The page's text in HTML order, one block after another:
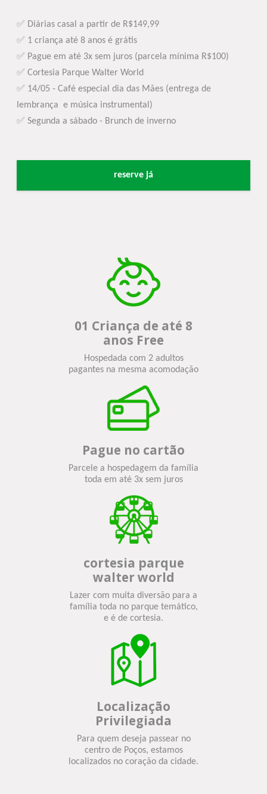
✅ Diárias casal a partir de R$149,99
✅ 1 criança até 8 anos é grátis
✅ Pague em até 3x sem juros (parcela mínima R$100)
✅ Cortesia Parque Walter World
✅ 14/05 - Café especial dia das Mães (entrega de
lembrança e música instrumental)
✅ Segunda a sábado - Brunch de inverno
reserve já
01 Criança de até 8
anos Free
Hospedada com 2 adultos
pagantes na mesma acomodação
Pague no cartão
Parcele a hospedagem da família
toda em até 3x sem juros
cortesia parque
walter world
Lazer com muita diversão para a
família toda no parque temático,
e é de cortesia.
Localização
Privilegiada
Para quem deseja passear no
centro de Poços, estamos
localizados no coração da cidade.